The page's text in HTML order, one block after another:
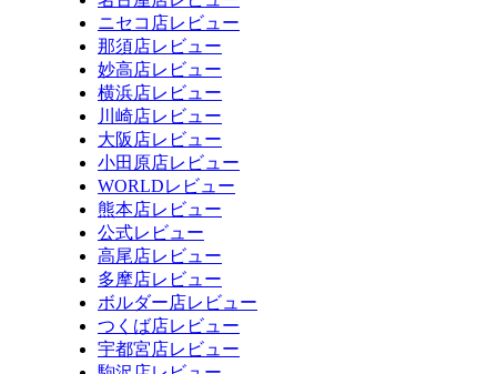
ニセコ店レビュー
那須店レビュー
妙高店レビュー
横浜店レビュー
川崎店レビュー
大阪店レビュー
小田原店レビュー
WORLDレビュー
熊本店レビュー
公式レビュー
高尾店レビュー
多摩店レビュー
ボルダー店レビュー
つくば店レビュー
宇都宮店レビュー